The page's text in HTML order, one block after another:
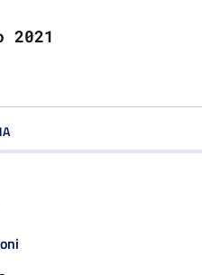
2021